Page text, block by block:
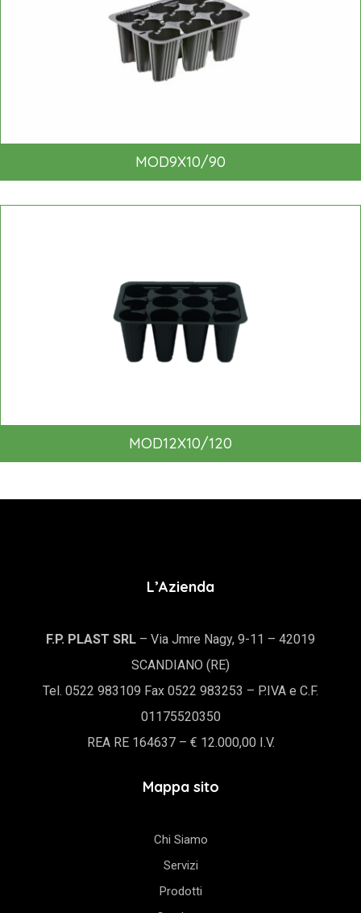
MOD9X10/90
MOD12X10/120
L’Azienda
F.P. PLAST SRL – Via Jmre Nagy, 9-11 – 42019
SCANDIANO (RE)
Tel. 0522 983109 Fax 0522 983253 – P.IVA e C.F.
01175520350
REA RE 164637 – € 12.000,00 I.V.
Mappa sito
Chi Siamo
Servizi
Prodotti